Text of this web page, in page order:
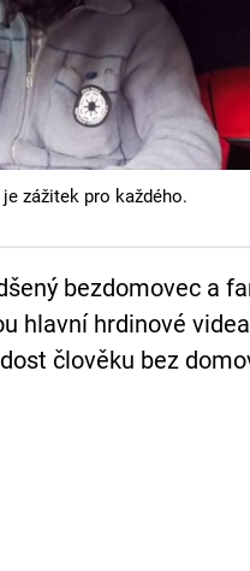
zážitek pro každého.
bezdomovec a
hlavní hrdinové
člověku bez